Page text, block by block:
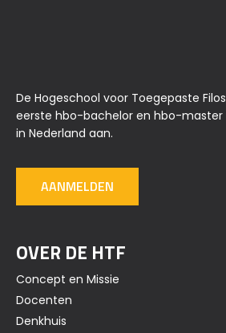
De Hogeschool voor Toegepaste
eerste hbo-bachelor en hbo-master
in Nederland aan.
AANMELDEN
OVER DE HTF
Concept en Missie
Docenten
Denkhuis